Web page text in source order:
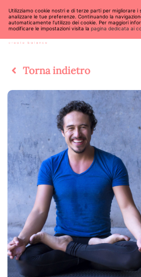
Torna indietro
Utilizziamo cookie nostri e di terze parti per migliorare i
analizzare le tue preferenze. Continuando la
automaticamente l’utilizzo dei cookie. Per maggiori
modificare le impostazioni visita lapagina dedicata ai